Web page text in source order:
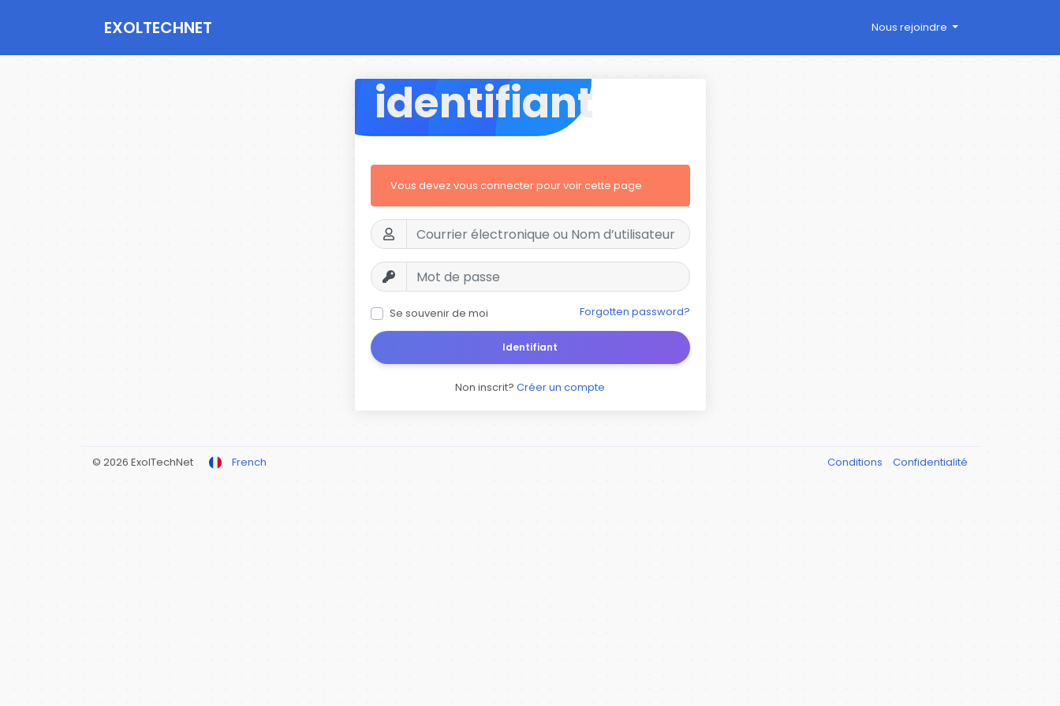
EXOLTECHNET Nous rejoindre
identifiant
Vous devez vous connecter pour voir cette page
Se souvenir de moi Forgotten password?
Identifiant
Non inscrit? Créer un compte
© 2026 ExolTechNet French Conditions Confidentialité